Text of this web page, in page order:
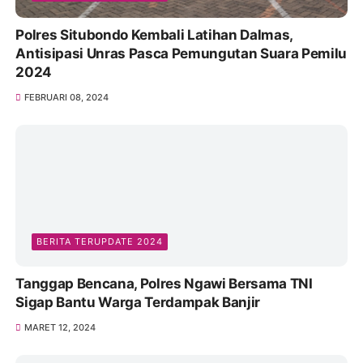
Polres Situbondo Kembali Latihan Dalmas,
Antisipasi Unras Pasca Pemungutan Suara Pemilu
2024
FEBRUARI 08, 2024
BERITA TERUPDATE 2024
Tanggap Bencana, Polres Ngawi Bersama TNI
Sigap Bantu Warga Terdampak Banjir
MARET 12, 2024